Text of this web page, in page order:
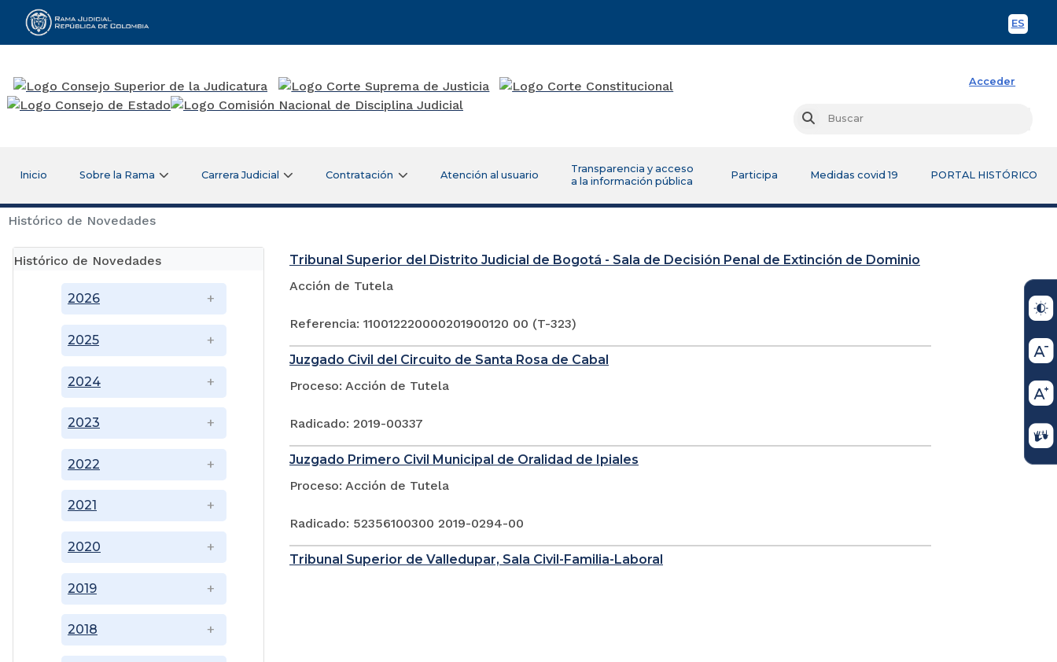
ES
Rama Judicial
Acceder
Buscar
Inicio Sobre la Rama Carrera Judicial Contratación Atención al usuario
Transparencia y acceso
a la información pública
Participa Medidas covid 19 PORTAL HISTÓRICO
Histórico de Novedades
Histórico de Novedades
2018
2019
2020
2021
2022
2023
2024
2025
2026
Tribunal Superior del Distrito Judicial de Bogotá - Sala de Decisión Penal de Extinción de Dominio
Acción de Tutela
Referencia: 110012220000201900120 00 (T-323)
Juzgado Civil del Circuito de Santa Rosa de Cabal
Proceso: Acción de Tutela
Radicado: 2019-00337
Juzgado Primero Civil Municipal de Oralidad de Ipiales
Proceso: Acción de Tutela
Radicado: 52356100300 2019-0294-00
Tribunal Superior de Valledupar, Sala Civil-Familia-Laboral